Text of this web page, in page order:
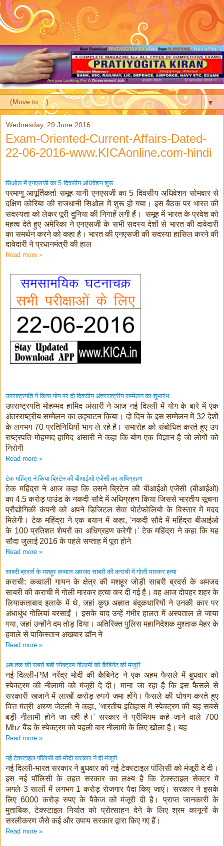
▼
Wednesday, 29 June 2016
Exam-Oriented-Current-Affairs-Dated-
22-06-2016-www.KICAonline.com-hindi
सिओल में एनएसजी का 5दिवसीय अधिवेशन शुरू
परमाणु आपूर्तिकर्ता समूह यानी एनएसजी का5दिवसीय अधिवेशन सोमवार से
दक्षिण कोरिया की राजधानी सिओल में शुरू हो गया। इस बैठक पर भारत की
सदस्यता को लेकर पूरी दुनिया की निगाहें लगी हैं।
समूह में भारत के प्रवेश को
महत्व देते हुए अमेरिका ने एनएसजी के सभी सदस्य देशों से भारत की दावेदारी
का समर्थन करने को कहा है। भारत की एनएसजी की सदस्या हासिल करने की
दावेदारी ने प्रधानमंत्री की हाल
Read more »
उपराष्ट्रपति ने किया योग पर दो दिवसीय अंतरराष्ट्रीय सम्मेलन का शुभारंभ
उपराष्‍ट्रपति मोहम्‍मद हामिद अंसारी ने आज नई दिल्‍ली में योग के बारे में एक
अंतरराष्ट्रीय सम्‍मेलन का उद्घाटन किया। दो दिन के इस सम्‍मेलन में 32देशों
के लगभग 70प्रतिनिधियों भाग ले रहे है। समारोह को संबोधित करते हुए उप
राष्ट्रपति मोहम्मद हामिद अंसारी ने कहा कि योग एक विज्ञान है जो लोगों को
निरोगी
Read more »
टेक महिंद्रा ने किया ब्रिटेन की बीआईओ एजेंसी का अधिग्रहण
टेक महिंद्रा ने आज कहा कि उसने ब्रिटेन की बीआईओ एजेंसी (बीआईओ)
का4.5करोड़ पाउंड के नकदी सौदे में अधिग्रहण किया जिससे भारतीय सूचना
प्रौद्योगिकी कंपनी को अपने डिजिटल सेवा पोर्टफोलियो के विस्तार में मदद
मिलेगी। टेक महिंद्रा ने एक बयान में कहा, 'नकदी सौदे में महिंद्रा बीआईओ
के 100प्रतिशत शेयरों का अधिग्रहण करेगी। 'टेक महिंद्रा ने कहा कि यह
सौदा जुलाई 2016के पहले सप्ताह में पूरा होने
Read more »
साबरी ब्रदर्स के मशहूर कव्वाल अमजद साबरी की कराची में गोली मारकर हत्या
कराची: कव्वाली गायन के क्षेत्र की मशहूर जोड़ी साबरी ब्रदर्स के अमजद
साबरी की कराची में गोली मारकर हत्या कर दी गई है। वह आज दोपहर शहर के
लियाकताबाद इलाके में थे,जहां कुछ अज्ञात बंदूकधारियों ने उनकी कार पर
अंधाधुंध गोलियां बरसाईं । इसके बाद उन्हें गंभीर हालत में अस्पताल ले जाया
गया,जहां उन्होंने दम तोड़ दिया। अतिरिक्त पुलिस महानिदेशक मुश्ताक मेहर के
हवाले से पाकिस्तान अखबार डॉन ने
Read more »
अब तक की सबसे बड़ी स्पेक्ट्रम नीलामी को कैबिनेट की मंजूरी
नई दिल्ली-PMनरेंद्र मोदी की कैबिनेट ने एक अहम फैसले में बुधवार को
स्पेक्ट्रम की नीलामी को मंजूरी दे दी। माना जा रहा है कि इस फैसले से
सरकारी खजाने में लाखों करोड़ रुपये जमा होंगे। फैसले की घोषण करते हुए
वित्त मंत्री अरुण जेटली ने कहा, 'भारतीय इतिहास में स्पेक्ट्रम की यह सबसे
बड़ी नीलामी होने जा रही है। 'सरकार ने प्रीमियम कहे जाने वाले700
Mhzबैंड के स्पेक्ट्रम को पहली बार नीलामी के लिए खोला है। यह
Read more »
नई टेक्स्टाइल पॉलिसी को मोदी सरकार ने दी मंजूरी
नई दिल्ली-भारत सरकार ने बुधवार को नई टेक्स्टाइल पॉलिसी को मंजूरी दे दी।
इस नई पॉलिसी के तहत सरकार का लक्ष्य है कि टेक्स्टाइल सेक्टर में
अगले 3सालों में लगभग 1करोड़ रोजगार पैदा किए जाएं। सरकार ने इसके
लिए 6000करोड़ रुपए के पैकेज को मंजूरी दी है। प्राप्त जानकारी के
मुताबिक,टेक्स्टाइल निर्यात को प्रोत्साहन देने के लिए श्रम कानूनों के
सरलीकरण जैसे कई और उपाय सरकार द्वारा किए गए हैं।
Read more »